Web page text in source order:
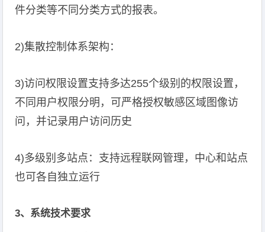
件分类等不同分类方式的报表。
2)集散控制体系架构：
3)访问权限设置支持多达255个级别的权限设置，
不同用户权限分明，可严格授权敏感区域图像访
问，并记录用户访问历史
4)多级别多站点：支持远程联网管理，中心和站点
也可各自独立运行
3、系统技术要求